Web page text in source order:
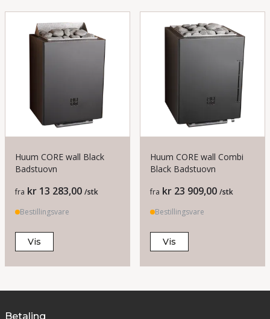
Huum CORE wall Black
Badstuovn
Pris
fra kr 13 283,00 /stk
Bestillingsvare
Vis
Huum CORE wall Combi
Black Badstuovn
Pris
fra kr 23 909,00 /stk
Bestillingsvare
Vis
Betaling